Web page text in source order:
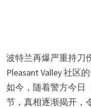
波特兰再爆严重持刀
Pleasant Valley 社区
如今，随着警方今日
节，真相逐渐揭开，